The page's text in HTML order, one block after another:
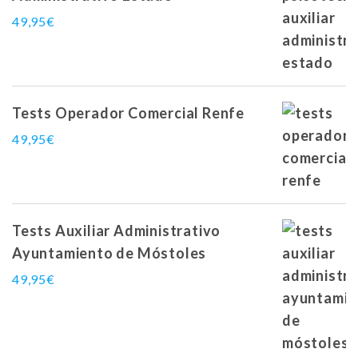
49,95€
Tests Operador Comercial Renfe
49,95€
Tests Auxiliar Administrativo
Ayuntamiento de Móstoles
49,95€